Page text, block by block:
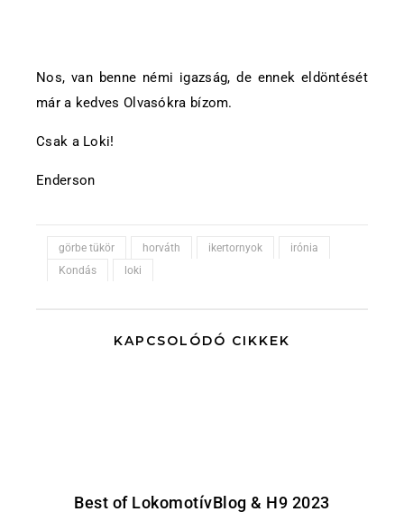
Nos, van benne némi igazság, de ennek eldöntését
már a kedves Olvasókra bízom.
Csak a Loki!
Enderson
görbe tükör horváth ikertornyok
irónia
Kondás
loki
KAPCSOLÓDÓ CIKKEK
Best of LokomotívBlog & H9 2023